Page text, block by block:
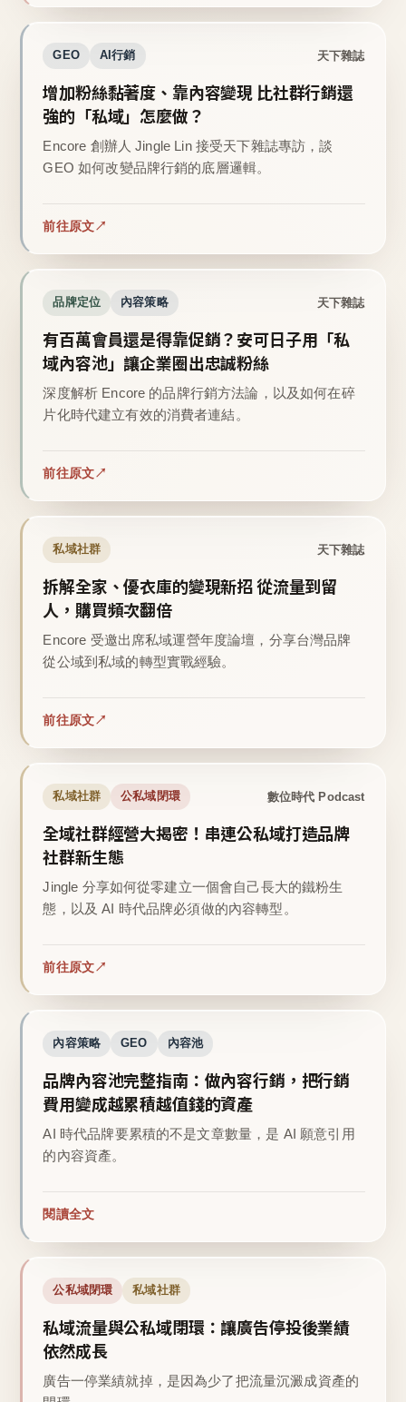
GEO AI行銷 天下雜誌
增加粉絲黏著度、靠內容變現 比社群行銷還
強的「私域」怎麼做？
Encore 創辦人 Jingle Lin 接受天下雜誌專訪，談
GEO 如何改變品牌行銷的底層邏輯。
前往原文
品牌定位 內容策略 天下雜誌
有百萬會員還是得靠促銷？安可日子用「私
域內容池」讓企業圈出忠誠粉絲
深度解析 Encore 的品牌行銷方法論，以及如何在碎
片化時代建立有效的消費者連結。
前往原文
私域社群 天下雜誌
拆解全家、優衣庫的變現新招 從流量到留
人，購買頻次翻倍
Encore 受邀出席私域運營年度論壇，分享台灣品牌
從公域到私域的轉型實戰經驗。
前往原文
私域社群 公私域閉環 數位時代 Podcast
全域社群經營大揭密！串連公私域打造品牌
社群新生態
Jingle 分享如何從零建立一個會自己長大的鐵粉生
態，以及 AI 時代品牌必須做的內容轉型。
前往原文
內容策略 GEO 內容池
品牌內容池完整指南：做內容行銷，把行銷
費用變成越累積越值錢的資產
AI 時代品牌要累積的不是文章數量，是 AI 願意引用
的內容資產。
閱讀全文
公私域閉環 私域社群
私域流量與公私域閉環：讓廣告停投後業績
依然成長
廣告一停業績就掉，是因為少了把流量沉澱成資產的